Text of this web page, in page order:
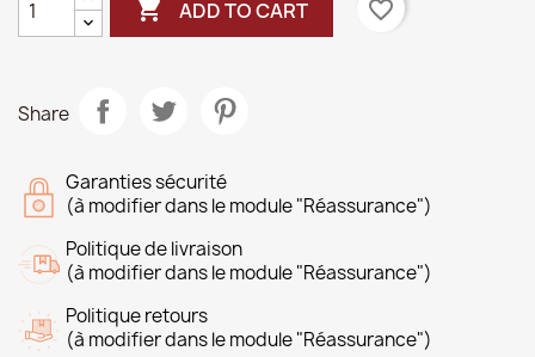
 ADD TO CART favorite_border
Share
Garanties sécurité
(à modifier dans le module "Réassurance")
Politique de livraison
(à modifier dans le module "Réassurance")
Politique retours
(à modifier dans le module "Réassurance")